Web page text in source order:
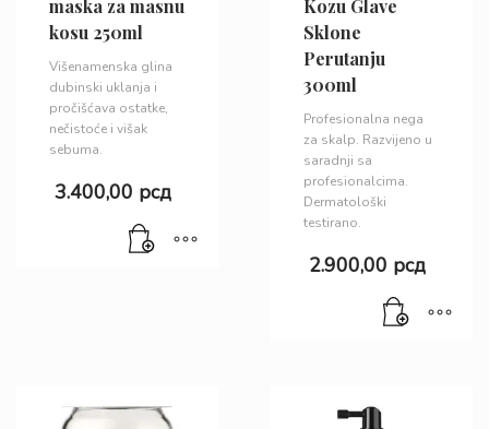
maska za masnu
kosu 250ml
Višenamenska glina
dubinski uklanja i
pročišćava ostatke,
nečistoće i višak
sebuma.
3.400,00 рсд
Kozu Glave
Sklone
Perutanju
300ml
Profesionalna nega
za skalp. Razvijeno u
saradnji sa
profesionalcima.
Dermatološki
testirano.
2.900,00 рсд